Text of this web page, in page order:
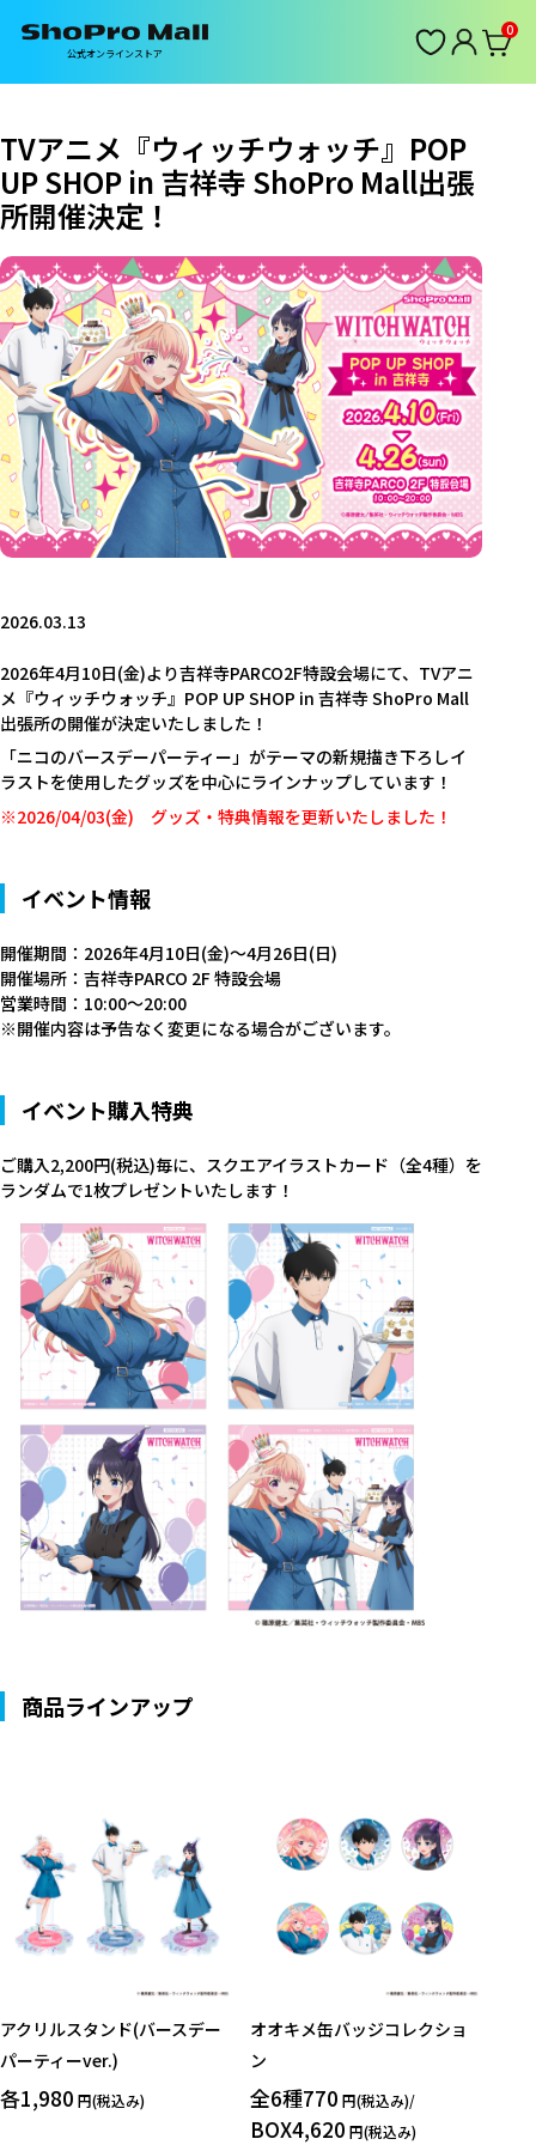
公式オンラインストア
0
TVアニメ『ウィッチウォッチ』POP
UP SHOP in 吉祥寺 ShoPro Mall出張
所開催決定！
2026.03.13
2026年4月10日(金)より吉祥寺PARCO2F特設会場にて、TVアニ
メ『ウィッチウォッチ』POP UP SHOP in 吉祥寺 ShoPro Mall
出張所の開催が決定いたしました！
「ニコのバースデーパーティー」がテーマの新規描き下ろしイ
ラストを使用したグッズを中心にラインナップしています！
※2026/04/03(金) グッズ・特典情報を更新いたしました！
イベント情報
開催期間：2026年4月10日(金)～4月26日(日)
開催場所：吉祥寺PARCO 2F 特設会場
営業時間：10:00～20:00
※開催内容は予告なく変更になる場合がございます。
イベント購入特典
ご購入2,200円(税込)毎に、スクエアイラストカード（全4種）を
ランダムで1枚プレゼントいたします！
商品ラインアップ
アクリルスタンド(バースデー
パーティーver.)
各1,980 円(税込み)
オオキメ缶バッジコレクショ
ン
全6種770 円(税込み)/
BOX4,620 円(税込み)